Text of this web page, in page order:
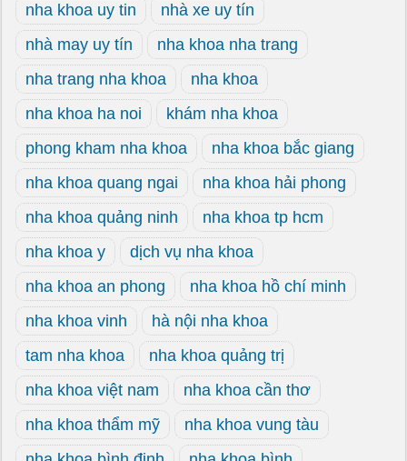
nha khoa uy tin
nhà xe uy tín
nhà may uy tín
nha khoa nha trang
nha trang nha khoa
nha khoa
nha khoa ha noi
khám nha khoa
phong kham nha khoa
nha khoa bắc giang
nha khoa quang ngai
nha khoa hải phong
nha khoa quảng ninh
nha khoa tp hcm
nha khoa y
dịch vụ nha khoa
nha khoa an phong
nha khoa hồ chí minh
nha khoa vinh
hà nội nha khoa
tam nha khoa
nha khoa quảng trị
nha khoa việt nam
nha khoa cần thơ
nha khoa thẩm mỹ
nha khoa vung tàu